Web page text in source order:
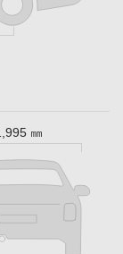
㎜